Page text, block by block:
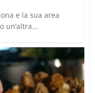
e la sua area
un’altra...